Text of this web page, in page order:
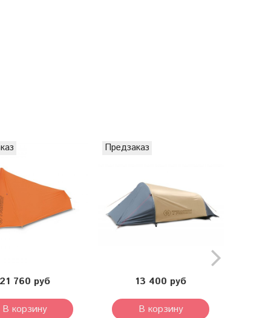
760 руб
В корзину
Предзаказ
13 400 руб
В корзину